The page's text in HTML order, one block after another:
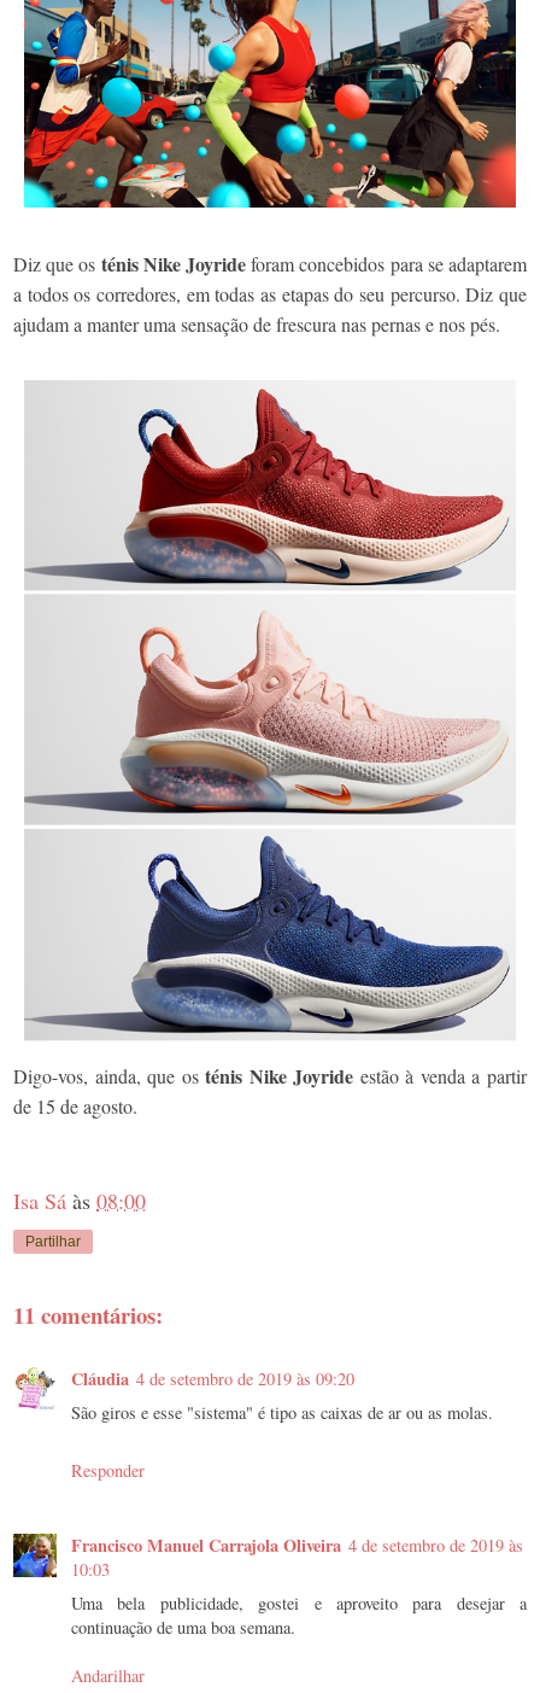
Diz que os ténis Nike Joyrideforam concebidos para se adaptarem
a todos os corredores, em todas as etapas do seu percurso. Diz que
ajudam a manter uma sensação de frescura nas pernas e nos pés.
Digo-vos, ainda, que osténis Nike Joyride estão à venda a partir
de 15 de agosto.
Isa Sá às 08:00
Partilhar
11 comentários:
Cláudia 4 de setembro de 2019 às 09:20
São giros e esse "sistema" é tipo as caixas de ar ou as molas.
Responder
Francisco Manuel Carrajola Oliveira 4 de setembro de 2019 às
10:03
Uma bela publicidade, gostei e aproveito para desejar a
continuação de uma boa semana.
Andarilhar